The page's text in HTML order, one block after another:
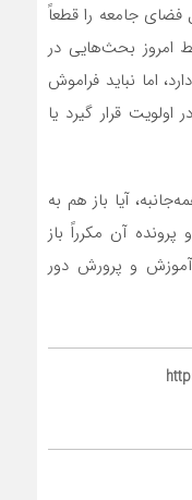
جامعه را قطعاً
امروز بحث‌هایی در
اما نباید فراموش
اولویت قرار گیرد یا
آیا باز هم به
آن مکرراً باز
و پرورش دور